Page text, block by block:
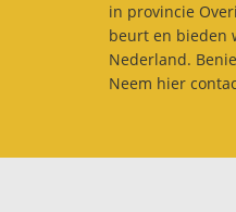
in provincie
beurt en bieden
Nederland.
Neem hier